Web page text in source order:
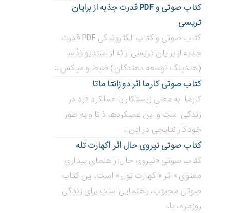
کتاب صوتی و PDF قدرت جذبه از برایان
تریسی
کتاب صوتی و کتاب الکترونیکی PDF قدرت
جذبه از برایان تریسی ارائه از استدیو تِدْسا
(هلدینگ توسعه دهندگان) ضبط و میکس...
کتاب صوتی کارما اثر دو زانتا ماتا
کارما به معنی زیستکار یا عملکرد فرد در
زندگی است و این عملکردها ذاتا و به طور
خودکار نتایجی در این...
کتاب صوتی نیروی حال اثر اکهارت تله
کتاب صوتی «نیروی حال: راهنمای بیداری
معنوی» اثر «اکهارت تول» است. این کتاب
صوتی محبوب، راهنمایی است برای زندگی
روزمره، با...